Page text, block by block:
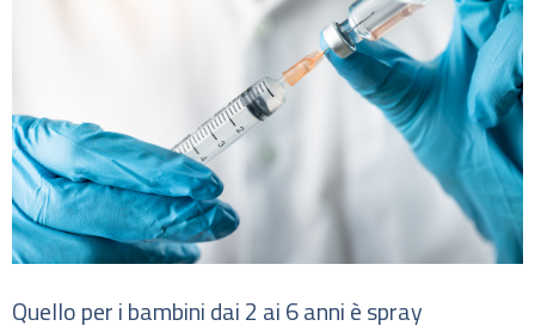
Quello per i bambini dai 2 ai 6 anni è spray